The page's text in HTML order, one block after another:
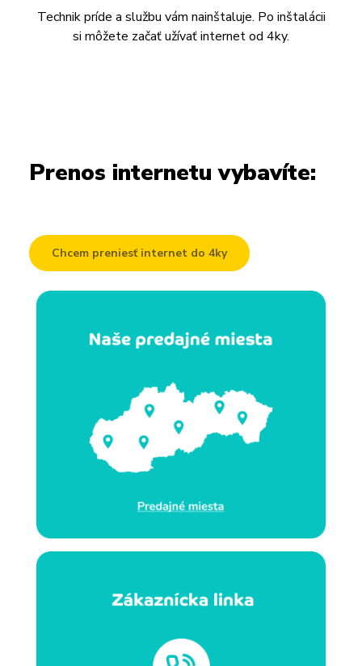
Technik príde a službu vám nainštaluje. Po inštalácii
si môžete začať užívať internet od 4ky.
Prenos internetu vybavíte:
Chcem preniesť internet do 4ky